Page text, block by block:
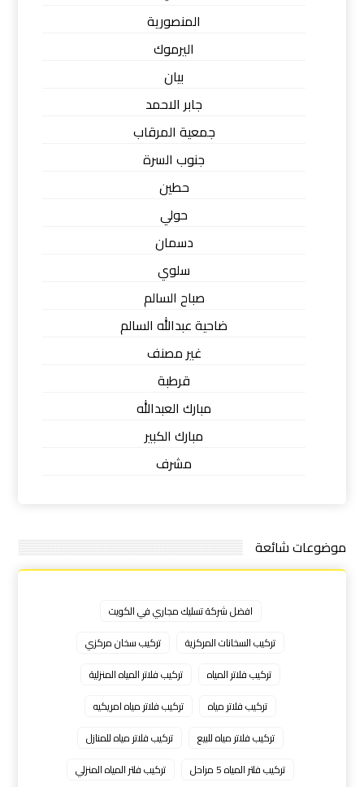
المنصورية
اليرموك
بيان
جابر الاحمد
جمعية المرقاب
جنوب السرة
حطين
حولي
دسمان
سلوي
صباح السالم
ضاحية عبدالله السالم
غير مصنف
قرطبة
مبارك العبدالله
مبارك الكبير
مشرف
موضوعات شائعة
افضل شركة تسليك مجاري في الكويت
تركيب السخانات المركزية
تركيب سخان مركزي
تركيب فلاتر المياه
تركيب فلاتر المياه المنزلية
تركيب فلاتر مياه
تركيب فلاتر مياه امريكيه
تركيب فلاتر مياه للبيع
تركيب فلاتر مياه للمنازل
تركيب فلتر المياه 5 مراحل
تركيب فلتر المياه المنزلي